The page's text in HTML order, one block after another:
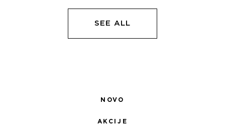
5.100,00 RSD.
SEE ALL
NOVO
AKCIJE